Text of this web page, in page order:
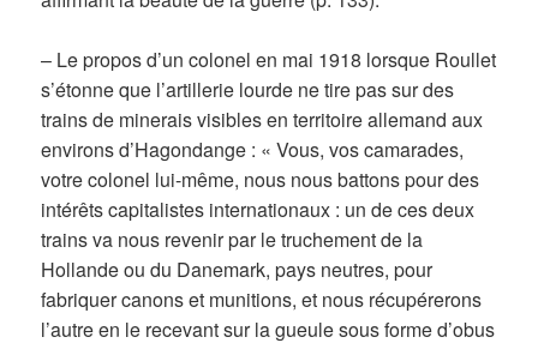
– Le propos d’un colonel en mai 1918 lorsque Roullet
s’étonne que l’artillerie lourde ne tire pas sur des
trains de minerais visibles en territoire allemand aux
environs d’Hagondange : « Vous, vos camarades,
votre colonel lui-même, nous nous battons pour des
intérêts capitalistes internationaux : un de ces deux
trains va nous revenir par le truchement de la
Hollande ou du Danemark, pays neutres, pour
fabriquer canons et munitions, et nous récupérerons
l’autre en le recevant sur la gueule sous forme d’obus